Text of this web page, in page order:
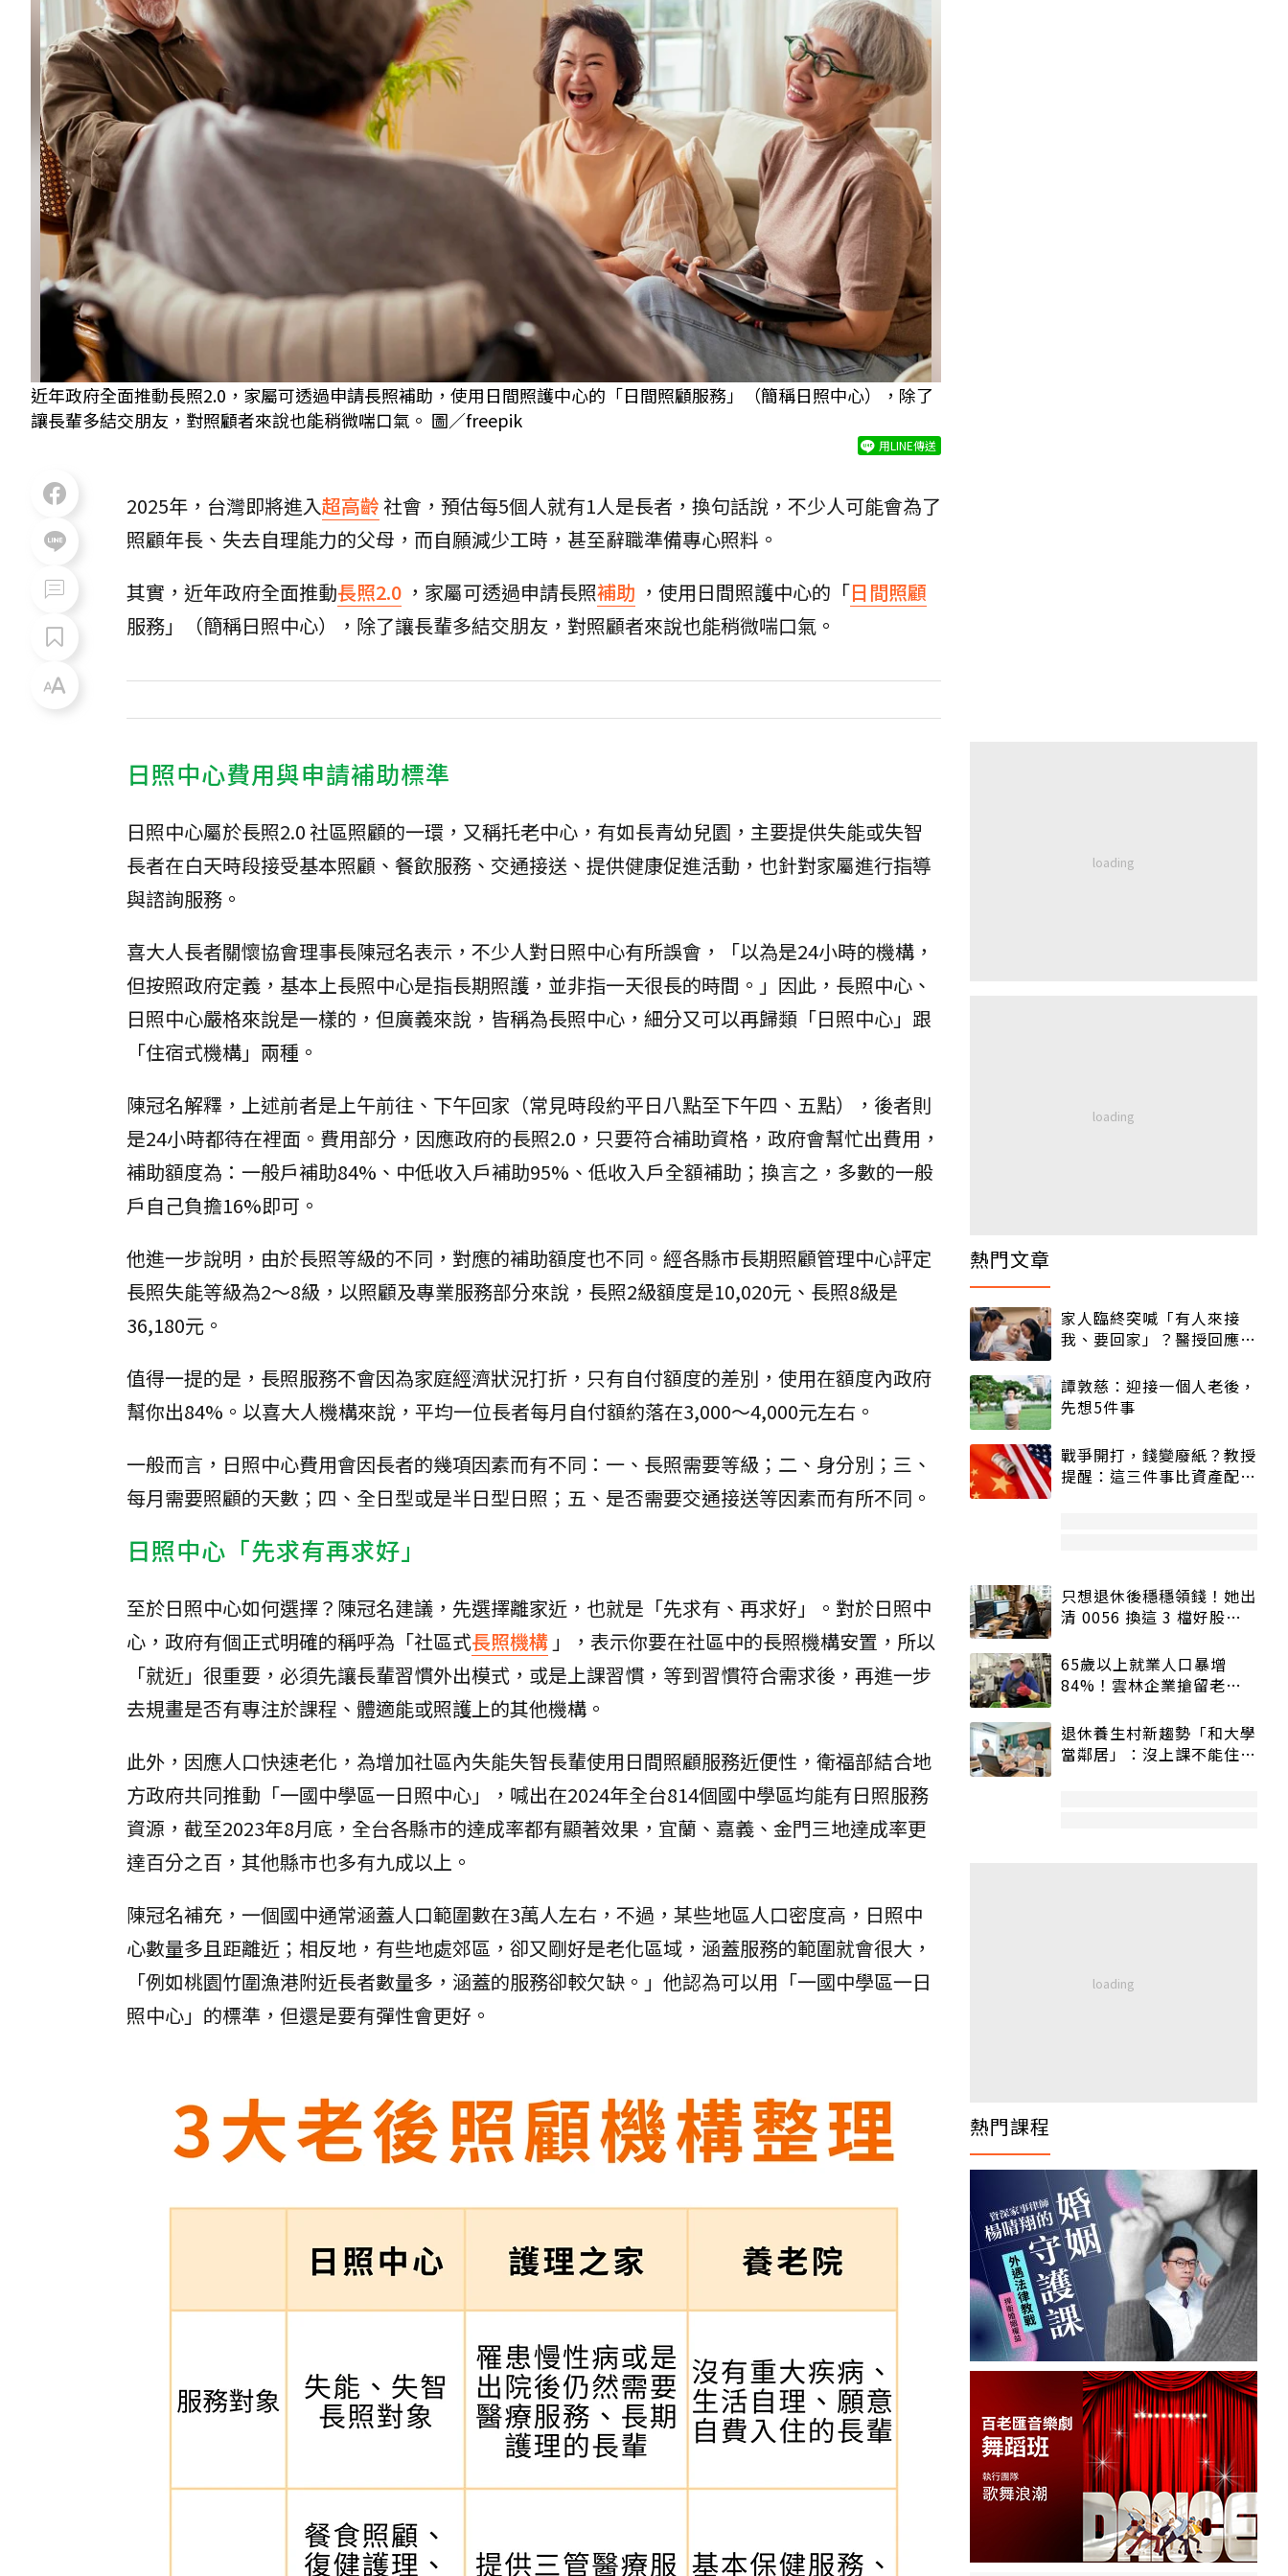
近年政府全面推動長照2.0，家屬可透過申請長照補助，使用日間照護中心的「日間照顧服務」（簡稱日照中心），除了
讓長輩多結交朋友，對照顧者來說也能稍微喘口氣。 圖／freepik
用LINE傳送
2025年，台灣即將進入超高齡社會，預估每5個人就有1人是長者，換句話說，不少人可能會為了
照顧年長、失去自理能力的父母，而自願減少工時，甚至辭職準備專心照料。
其實，近年政府全面推動長照2.0 ，家屬可透過申請長照補助 ，使用日間照護中心的「日間照顧
服務」（簡稱日照中心），除了讓長輩多結交朋友，對照顧者來說也能稍微喘口氣。
日照中心費用與申請補助標準
日照中心屬於長照2.0 社區照顧的一環，又稱托老中心，有如長青幼兒園，主要提供失能或失智
長者在白天時段接受基本照顧、餐飲服務、交通接送、提供健康促進活動，也針對家屬進行指導
與諮詢服務。
喜大人長者關懷協會理事長陳冠名表示，不少人對日照中心有所誤會，「以為是24小時的機構，
但按照政府定義，基本上長照中心是指長期照護，並非指一天很長的時間。」因此，長照中心、
日照中心嚴格來說是一樣的，但廣義來說，皆稱為長照中心，細分又可以再歸類「日照中心」跟
「住宿式機構」兩種。
陳冠名解釋，上述前者是上午前往、下午回家（常見時段約平日八點至下午四、五點），後者則
是24小時都待在裡面。費用部分，因應政府的長照2.0，只要符合補助資格，政府會幫忙出費用，
補助額度為：一般戶補助84%、中低收入戶補助95%、低收入戶全額補助；換言之，多數的一般
戶自己負擔16%即可。
他進一步說明，由於長照等級的不同，對應的補助額度也不同。經各縣市長期照顧管理中心評定
長照失能等級為2～8級，以照顧及專業服務部分來說，長照2級額度是10,020元、長照8級是
36,180元。
值得一提的是，長照服務不會因為家庭經濟狀況打折，只有自付額度的差別，使用在額度內政府
幫你出84%。以喜大人機構來說，平均一位長者每月自付額約落在3,000～4,000元左右。
一般而言，日照中心費用會因長者的幾項因素而有不同：一、長照需要等級；二、身分別；三、
每月需要照顧的天數；四、全日型或是半日型日照；五、是否需要交通接送等因素而有所不同。
日照中心「先求有再求好」
至於日照中心如何選擇？陳冠名建議，先選擇離家近，也就是「先求有、再求好」。對於日照中
心，政府有個正式明確的稱呼為「社區式長照機構 」，表示你要在社區中的長照機構安置，所以
「就近」很重要，必須先讓長輩習慣外出模式，或是上課習慣，等到習慣符合需求後，再進一步
去規畫是否有專注於課程、體適能或照護上的其他機構。
此外，因應人口快速老化，為增加社區內失能失智長輩使用日間照顧服務近便性，衛福部結合地
方政府共同推動「一國中學區一日照中心」，喊出在2024年全台814個國中學區均能有日照服務
資源，截至2023年8月底，全台各縣市的達成率都有顯著效果，宜蘭、嘉義、金門三地達成率更
達百分之百，其他縣市也多有九成以上。
陳冠名補充，一個國中通常涵蓋人口範圍數在3萬人左右，不過，某些地區人口密度高，日照中
心數量多且距離近；相反地，有些地處郊區，卻又剛好是老化區域，涵蓋服務的範圍就會很大，
「例如桃園竹圍漁港附近長者數量多，涵蓋的服務卻較欠缺。」他認為可以用「一國中學區一日
照中心」的標準，但還是要有彈性會更好。
熱門文章
家人臨終突喊「有人來接
我、要回家」？醫授回應方
譚敦慈：迎接一個人老後，
先想5件事
戰爭開打，錢變廢紙？教授
提醒：這三件事比資產配置
只想退休後穩穩領錢！她出
清 0056 換這 3 檔好股：
65歲以上就業人口暴增
84%！雲林企業搶留老員
退休養生村新趨勢「和大學
當鄰居」：沒上課不能住、
熱門課程